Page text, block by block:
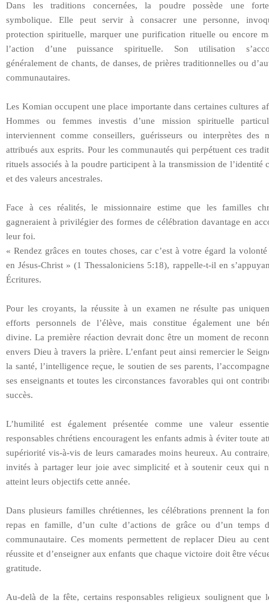
Dans les traditions concernées, la poudre possède une
symbolique. Elle peut servir à consacrer une personne,
protection spirituelle, marquer une purification rituelle ou encore
l’action d’une puissance spirituelle. Son utilisation
généralement de chants, de danses, de prières traditionnelles ou
communautaires.
Les Komian occupent une place importante dans certaines cultures
Hommes ou femmes investis d’une mission spirituelle
interviennent comme conseillers, guérisseurs ou interprètes des
attribués aux esprits. Pour les communautés qui perpétuent ces
rituels associés à la poudre participent à la transmission de l’identité
et des valeurs ancestrales.
Face à ces réalités, le missionnaire estime que les familles
gagneraient à privilégier des formes de célébration davantage en
leur foi.
« Rendez grâces en toutes choses, car c’est à votre égard la
en Jésus-Christ » (1 Thessaloniciens 5:18), rappelle-t-il en
Écritures.
Pour les croyants, la réussite à un examen ne résulte pas
efforts personnels de l’élève, mais constitue également une
divine. La première réaction devrait donc être un moment de
envers Dieu à travers la prière. L’enfant peut ainsi remercier le
la santé, l’intelligence reçue, le soutien de ses parents,
ses enseignants et toutes les circonstances favorables qui ont
succès.
L’humilité est également présentée comme une valeur
responsables chrétiens encouragent les enfants admis à éviter toute
supériorité vis-à-vis de leurs camarades moins heureux. Au
invités à partager leur joie avec simplicité et à soutenir ceux qui
atteint leurs objectifs cette année.
Dans plusieurs familles chrétiennes, les célébrations prennent la
repas en famille, d’un culte d’actions de grâce ou d’un temps
communautaire. Ces moments permettent de replacer Dieu au
réussite et d’enseigner aux enfants que chaque victoire doit être
gratitude.
Au-delà de la fête, certains responsables religieux soulignent que